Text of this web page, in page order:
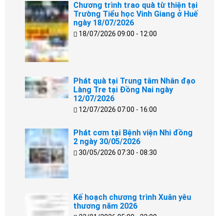
Chương trình trao quà từ thiện tại
Trường Tiểu học Vinh Giang ở Huế
ngày 18/07/2026
18/07/2026 09:00 - 12:00
Phát quà tại Trung tâm Nhân đạo
Làng Tre tại Đồng Nai ngày
12/07/2026
12/07/2026 07:00 - 16:00
Phát cơm tại Bệnh viện Nhi đồng
2 ngày 30/05/2026
30/05/2026 07:30 - 08:30
Kế hoạch chương trình Xuân yêu
thương năm 2026